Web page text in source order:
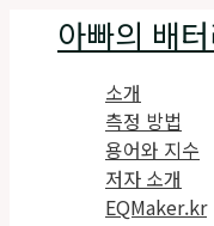
아빠의 배
소개
측정 방법
용어와 지수
저자 소개
EQMaker.kr